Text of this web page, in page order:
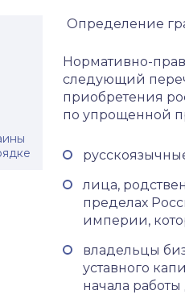
Определение
Нормативно-
следующий
приобретения
по упрощенной
лица,
пределах
империи,
владельцы
уставного
начала